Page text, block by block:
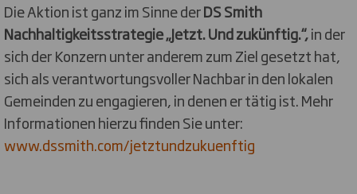
Die Aktion ist ganz im Sinne derDS Smith
Nachhaltigkeitsstrategie „Jetzt. Und zukünftig.“,in der
sich der Konzern unter anderem zum Ziel gesetzt hat,
sich als verantwortungsvoller Nachbar in den lokalen
Gemeinden zu engagieren, in denen er tätig ist. Mehr
Informationen hierzu finden Sie unter:
www.dssmith.com/jetztundzukuenftig